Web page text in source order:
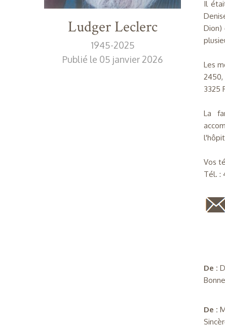
Ludger Leclerc
1945-2025
Publié le 05 janvier 2026
Il
Dion)
Les
2450,
3325
La
Vos
Tél. :
De :
De :